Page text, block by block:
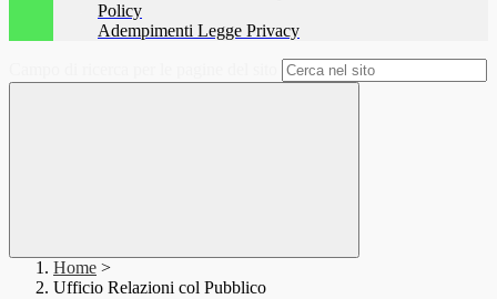
Policy
Adempimenti Legge Privacy
Home >
Ufficio Relazioni col Pubblico